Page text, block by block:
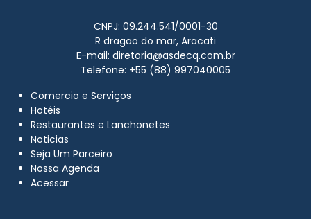
CNPJ: 09.244.541/0001-30
R dragao do mar, Aracati
E-mail: diretoria@asdecq.com.br
Telefone: +55 (88) 997040005
Comercio e Serviços
Hotéis
Restaurantes e Lanchonetes
Noticias
Seja Um Parceiro
Nossa Agenda
Acessar